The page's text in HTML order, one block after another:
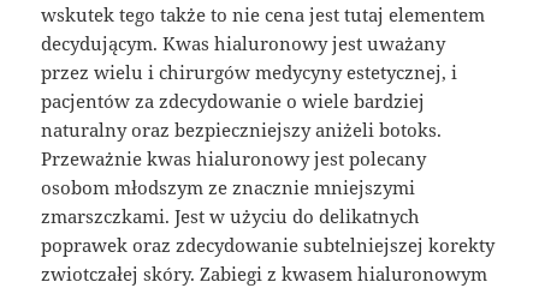
wskutek tego także to nie cena jest tutaj elementem
decydującym. Kwas hialuronowy jest uważany
przez wielu i chirurgów medycyny estetycznej, i
pacjentów za zdecydowanie o wiele bardziej
naturalny oraz bezpieczniejszy aniżeli botoks.
Przeważnie kwas hialuronowy jest polecany
osobom młodszym ze znacznie mniejszymi
zmarszczkami. Jest w użyciu do delikatnych
poprawek oraz zdecydowanie subtelniejszej korekty
zwiotczałej skóry. Zabiegi z kwasem hialuronowym